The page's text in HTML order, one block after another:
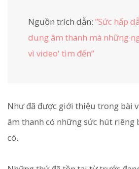
Nguồn trích dẫn: ”Sức hấp
dung âm thanh mà những
vì video' tìm đến”
Như đã được giới thiệu trong bài
âm thanh có những sức hút riêng
có.